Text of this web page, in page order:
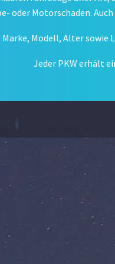
oder Motorschaden.
Marke, Modell, Alter sowie
Jeder PKW erhält